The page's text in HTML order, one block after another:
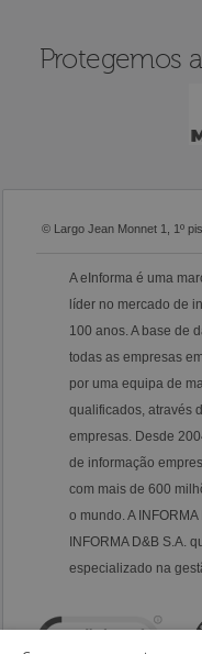
Protegemos
© Largo Jean Monnet 1, 1º
A eInforma é uma
líder no mercado de
100 anos. A base de
todas as empresas
por uma equipa de
qualificados, através
empresas. Desde
de informação
com mais de 600
o mundo. A
INFORMA D&B S.A.
especializado na